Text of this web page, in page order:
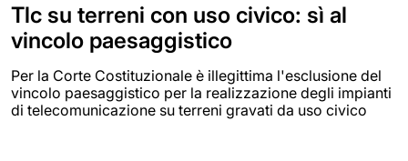
Tlc su terreni con uso civico: sì al
vincolo paesaggistico
Per la Corte Costituzionale è illegittima l'esclusione del
vincolo paesaggistico per la realizzazione degli impianti
di telecomunicazione su terreni gravati da uso civico